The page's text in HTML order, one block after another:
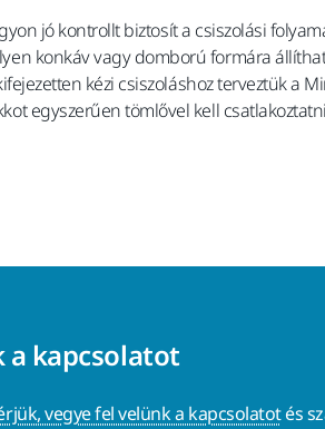
jó kontrollt biztosít a csiszolási
konkáv vagy domború formára
kézi csiszoláshoz terveztük
egyszerűen tömlővel kell
a kapcsolatot
vegye fel velünk a kapcsolatotés